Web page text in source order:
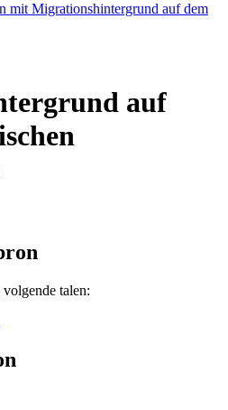
mit Migrationshintergrund auf dem
auf
talen: